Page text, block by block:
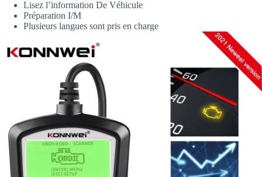
Lisez l’information De Véhicule
Préparation I/M
Plusieurs langues sont pris en charge